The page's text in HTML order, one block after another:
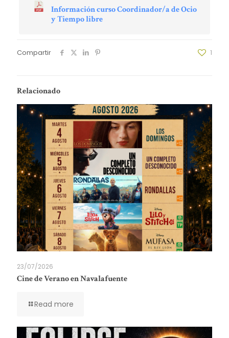
Información curso Coordinador/a de Ocio
y Tiempo libre
Compartir 1
Relacionado
23/07/2026
Cine de Verano en Navalafuente
Read more